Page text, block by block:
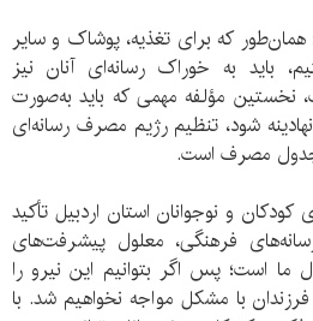
که برای تغذیه، پوشاک و سایر
باید به خوراک رسانه‌ای‌ آنان نیز
نخستین مؤلفه‌ مهمی که باید به‌صورت
شود، تنظیم رژیم مصرف رسانه‌ای
جدول مصرف است.
و نوجوانان استان اردبیل تأکید
فرهنگی، معلول پیشرفت‌های
ما است؛ پس اگر بتوانیم این نیرو را
با مشکل مواجه نخواهیم شد. با